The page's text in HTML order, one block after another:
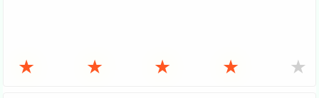
★ ★ ★ ★ ★